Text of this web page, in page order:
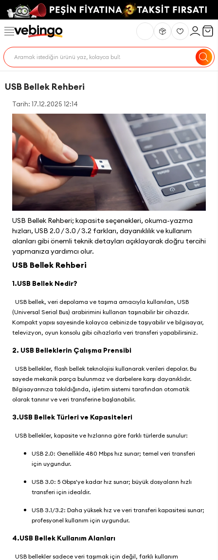
USB Bellek Rehberi
Tarih: 17.12.2025 12:14
USB Bellek Rehberi; kapasite seçenekleri, okuma-yazma
hızları, USB 2.0 / 3.0 / 3.2 farkları, dayanıklılık ve kullanım
alanları gibi önemli teknik detayları açıklayarak doğru tercihi
yapmanıza yardımcı olur.
USB Bellek Rehberi
1.USB Bellek Nedir?
USB bellek, veri depolama ve taşıma amacıyla kullanılan, USB
(Universal Serial Bus) arabirimini kullanan taşınabilir bir cihazdır.
Kompakt yapısı sayesinde kolayca cebinizde taşıyabilir ve bilgisayar,
televizyon, oyun konsolu gibi cihazlarla veri transferi yapabilirsiniz.
2. USB Belleklerin Çalışma Prensibi
USB bellekler, flash bellek teknolojisi kullanarak verileri depolar. Bu
sayede mekanik parça bulunmaz ve darbelere karşı dayanıklıdır.
Bilgisayarınıza takıldığında, işletim sistemi tarafından otomatik
olarak tanınır ve veri transferine başlanabilir.
3.USB Bellek Türleri ve Kapasiteleri
USB bellekler, kapasite ve hızlarına göre farklı türlerde sunulur:
USB 2.0: Genellikle 480 Mbps hız sunar; temel veri transferi
için uygundur.
USB 3.0: 5 Gbps'ye kadar hız sunar; büyük dosyaların hızlı
transferi için idealdir.
USB 3.1/3.2: Daha yüksek hız ve veri transferi kapasitesi sunar;
profesyonel kullanım için uygundur.
4.USB Bellek Kullanım Alanları
USB bellekler sadece veri taşımak için değil, farklı kullanım